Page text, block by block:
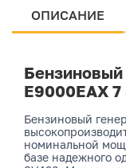
ОПИСАНИЕ
Бензиновый
E9000EAX 7
Бензиновый
номинальной
базе надежного